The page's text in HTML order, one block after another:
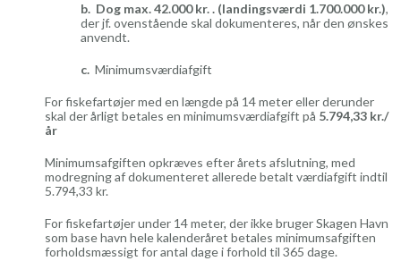
b. Dog max. 42.000 kr. . (landingsværdi 1.700.000 kr.),
der jf. ovenstående skal dokumenteres, når den ønskes
anvendt.
c. Minimumsværdiafgift
For fiskefartøjer med en længde på 14 meter eller derunder
skal der årligt betales en minimumsværdiafgift på 5.794,33 kr./
år
Minimumsafgiften opkræves efter årets afslutning, med
modregning af dokumenteret allerede betalt værdiafgift indtil
5.794,33 kr.
For fiskefartøjer under 14 meter, der ikke bruger Skagen Havn
som base havn hele kalenderåret betales minimumsafgiften
forholdsmæssigt for antal dage i forhold til 365 dage.